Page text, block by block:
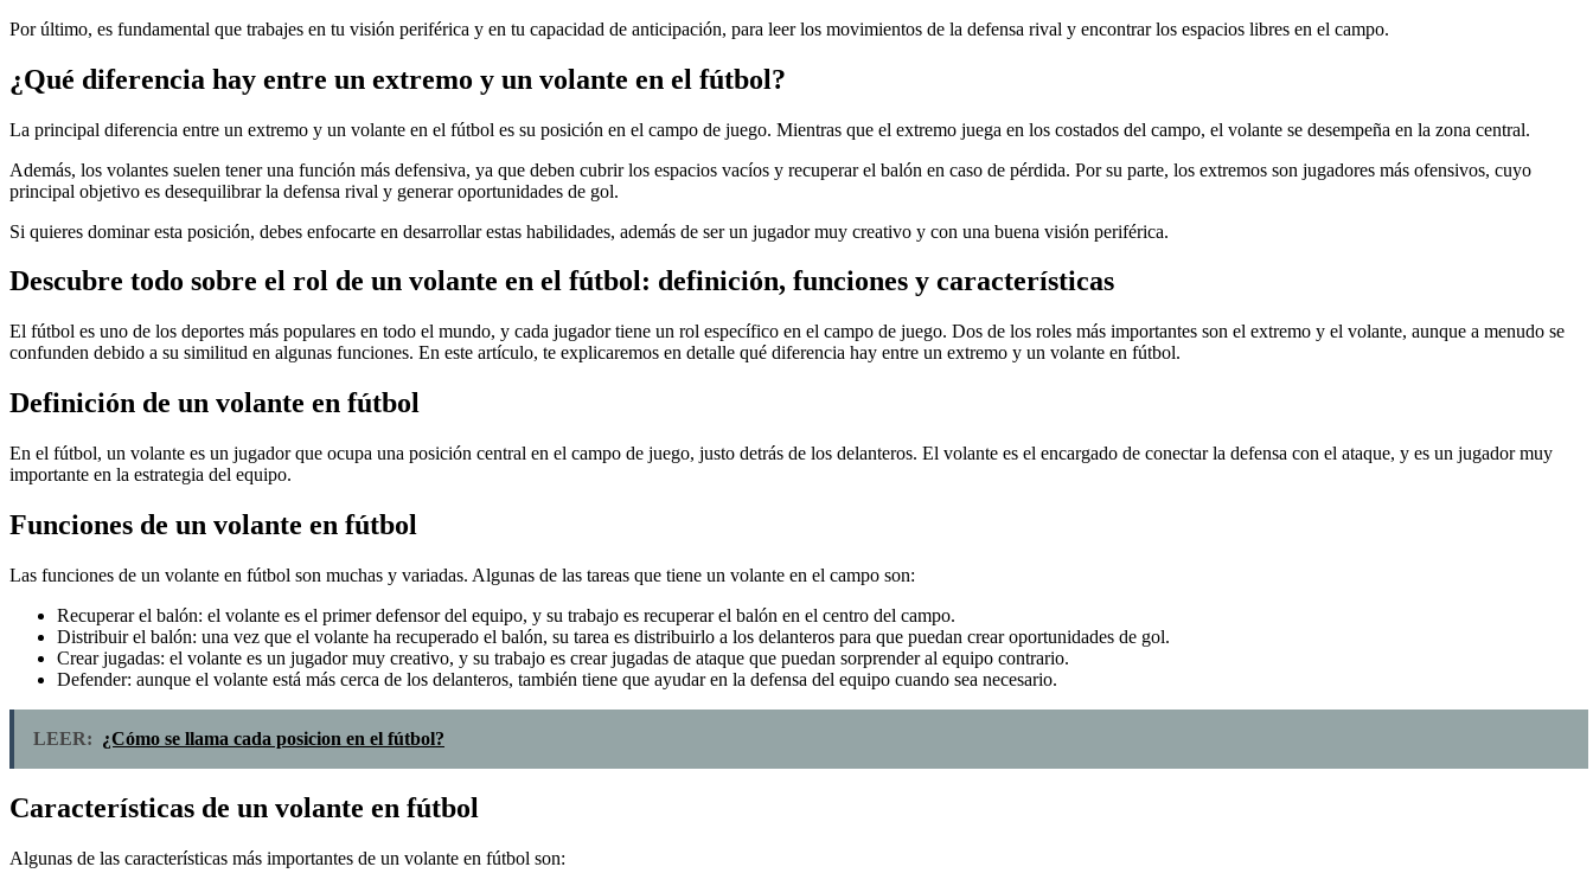
Por último, es fundamental que trabajes en tu visión periférica y en tu capacidad de anticipación, para leer los movimientos de la defensa rival y encontrar los espacios libres en el campo.
¿Qué diferencia hay entre un extremo y un volante en el fútbol?
La principal diferencia entre un extremo y un volante en el fútbol es su posición en el campo de juego. Mientras que el extremo juega en los costados del campo, el volante se desempeña en la zona central.
Además, los volantes suelen tener una función más defensiva, ya que deben cubrir los espacios vacíos y recuperar el balón en caso de pérdida. Por su parte, los extremos son jugadores más ofensivos, cuyo
principal objetivo es desequilibrar la defensa rival y generar oportunidades de gol.
Si quieres dominar esta posición, debes enfocarte en desarrollar estas habilidades, además de ser un jugador muy creativo y con una buena visión periférica.
Descubre todo sobre el rol de un volante en el fútbol: definición, funciones y características
El fútbol es uno de los deportes más populares en todo el mundo, y cada jugador tiene un rol específico en el campo de juego. Dos de los roles más importantes son el extremo y el volante, aunque a menudo se
confunden debido a su similitud en algunas funciones. En este artículo, te explicaremos en detalle qué diferencia hay entre un extremo y un volante en fútbol.
Definición de un volante en fútbol
En el fútbol, un volante es un jugador que ocupa una posición central en el campo de juego, justo detrás de los delanteros. El volante es el encargado de conectar la defensa con el ataque, y es un jugador muy
importante en la estrategia del equipo.
Funciones de un volante en fútbol
Las funciones de un volante en fútbol son muchas y variadas. Algunas de las tareas que tiene un volante en el campo son:
Recuperar el balón: el volante es el primer defensor del equipo, y su trabajo es recuperar el balón en el centro del campo.
Distribuir el balón: una vez que el volante ha recuperado el balón, su tarea es distribuirlo a los delanteros para que puedan crear oportunidades de gol.
Crear jugadas: el volante es un jugador muy creativo, y su trabajo es crear jugadas de ataque que puedan sorprender al equipo contrario.
Defender: aunque el volante está más cerca de los delanteros, también tiene que ayudar en la defensa del equipo cuando sea necesario.
LEER: ¿Cómo se llama cada posicion en el fútbol?
Características de un volante en fútbol
Algunas de las características más importantes de un volante en fútbol son: